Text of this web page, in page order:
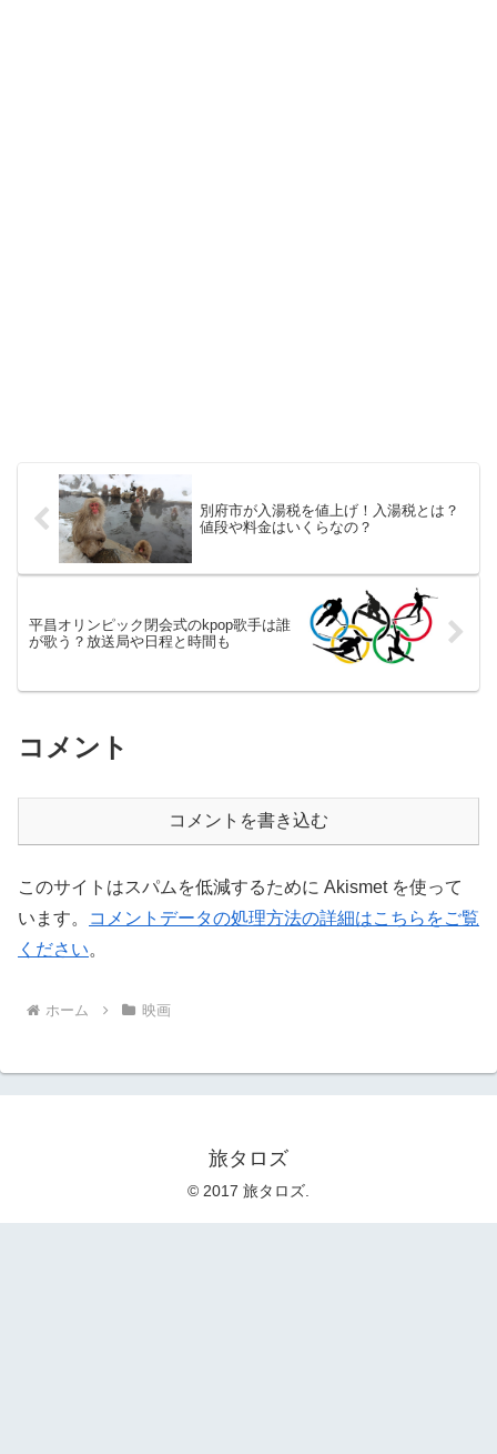
別府市が入湯税を値上げ！入湯税とは？
値段や料金はいくらなの？
平昌オリンピック閉会式のkpop歌手は誰
が歌う？放送局や日程と時間も
コメント
コメントを書き込む
このサイトはスパムを低減するために Akismet を使って
います。
コメントデータの処理方法の詳細はこちらをご覧
ください。
ホーム 映画
旅タロズ
© 2017 旅タロズ.